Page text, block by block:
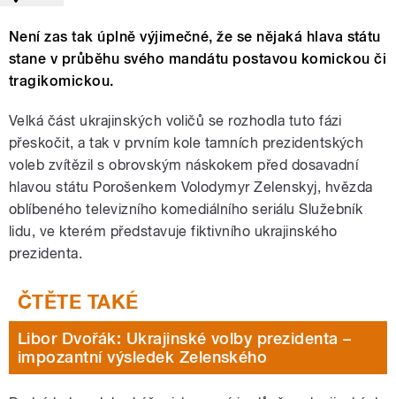
Není zas tak úplně výjimečné, že se nějaká hlava státu
stane v průběhu svého mandátu postavou komickou či
tragikomickou.
Velká část ukrajinských voličů se rozhodla tuto fázi
přeskočit, a tak v prvním kole tamních prezidentských
voleb zvítězil s obrovským náskokem před dosavadní
hlavou státu Porošenkem Volodymyr Zelenskyj, hvězda
oblíbeného televizního komediálního seriálu Služebník
lidu, ve kterém představuje fiktivního ukrajinského
prezidenta.
Libor Dvořák: Ukrajinské volby prezidenta –
impozantní výsledek Zelenského